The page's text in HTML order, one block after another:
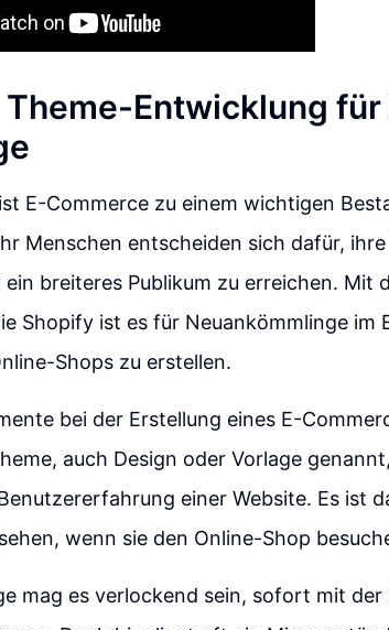
Entwicklung für
E-Commerce zu einem wichtigen
Menschen entscheiden sich dafür,
breiteres Publikum zu erreichen. Mit
Shopify ist es für Neuankömmlinge im
Shops zu erstellen.
bei der Erstellung eines E-
auch Design oder Vorlage
einer Website. Es ist
wenn sie den Online-Shop
mag es verlockend sein, sofort mit